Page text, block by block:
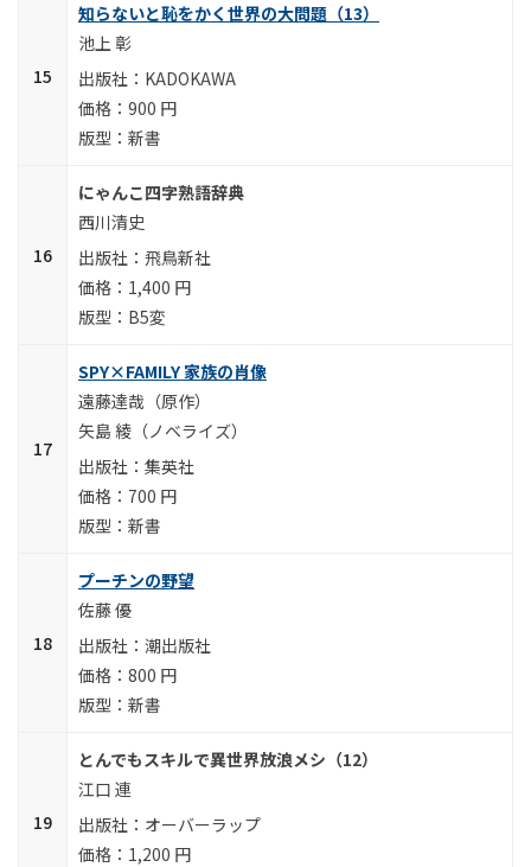
知らないと恥をかく世界の大問題（13）
池上 彰
KADOKAWA
900 円
新書
にゃんこ四字熟語辞典
西川清史
飛鳥新社
1,400 円
B5変
SPY×FAMILY 家族の肖像
遠藤達哉（原作）
矢島 綾（ノベライズ）
集英社
700 円
新書
プーチンの野望
佐藤 優
潮出版社
800 円
新書
とんでもスキルで異世界放浪メシ（12）
江口 連
オーバーラップ
1,200 円